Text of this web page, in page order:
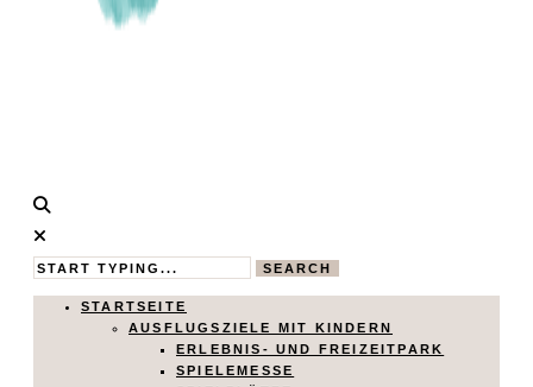
Calistas
Traum
MAMABLOG
SEARCH
STARTSEITE
AUSFLUGSZIELE MIT KINDERN
ERLEBNIS- UND FREIZEITPARK
SPIELEMESSE